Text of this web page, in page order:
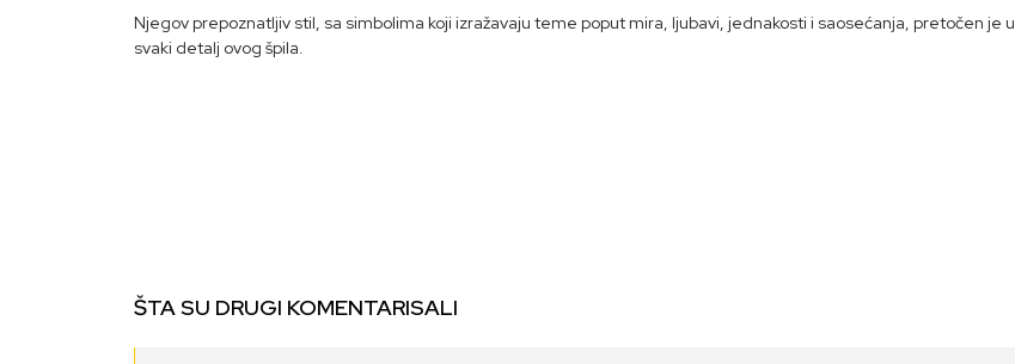
Njegov prepoznatljiv stil, sa simbolima koji izražavaju teme poput mira, ljubavi, jednakosti i saosećanja, pretočen je u
svaki detalj ovog špila.
ŠTA SU DRUGI KOMENTARISALI